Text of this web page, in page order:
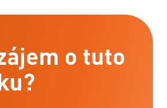
o tuto